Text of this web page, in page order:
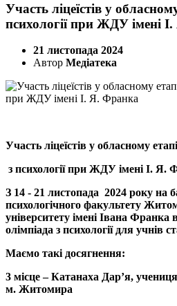
Участь ліцеїстів у
психології при ЖДУ імені
21 листопада 2024
Автор Медіатека
Участь ліцеїстів у обласному
з психології при ЖДУ імені І. Я.
З 14 - 21 листопада 2024 року на
психологічного факультету
університету імені Івана Франка
олімпіада з психології для учнів
Маємо такі досягнення:
3 місце – Катанаха Дар’я,
м. Житомира